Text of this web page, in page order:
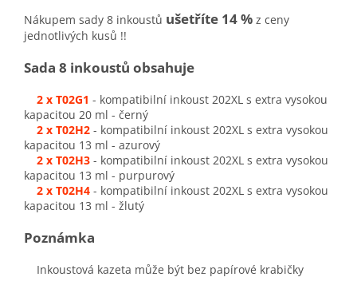
Nákupem sady 8 inkoustů ušetříte 14 % z ceny
jednotlivých kusů !!
Sada 8 inkoustů obsahuje
2 x T02G1 - kompatibilní inkoust 202XL s extra vysokou
kapacitou 20 ml - černý
2 x T02H2 - kompatibilní inkoust 202XL s extra vysokou
kapacitou 13 ml - azurový
2 x T02H3 - kompatibilní inkoust 202XL s extra vysokou
kapacitou 13 ml - purpurový
2 x T02H4 - kompatibilní inkoust 202XL s extra vysokou
kapacitou 13 ml - žlutý
Poznámka
Inkoustová kazeta může být bez papírové krabičky